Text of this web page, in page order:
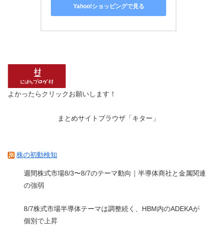
Yahoo!ショッピングで見る
よかったらクリックお願いします！
まとめサイトブラウザ「キター」
株の初動検知
週間株式市場8/3〜8/7のテーマ動向｜半導体商社と金属関連
の強弱
8/7株式市場半導体テーマは調整続く、HBM内のADEKAが
個別で上昇